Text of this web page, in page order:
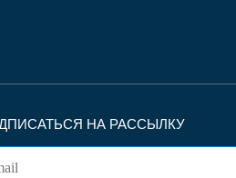
НА РАССЫЛКУ